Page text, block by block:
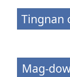
Tingnan
Mag-